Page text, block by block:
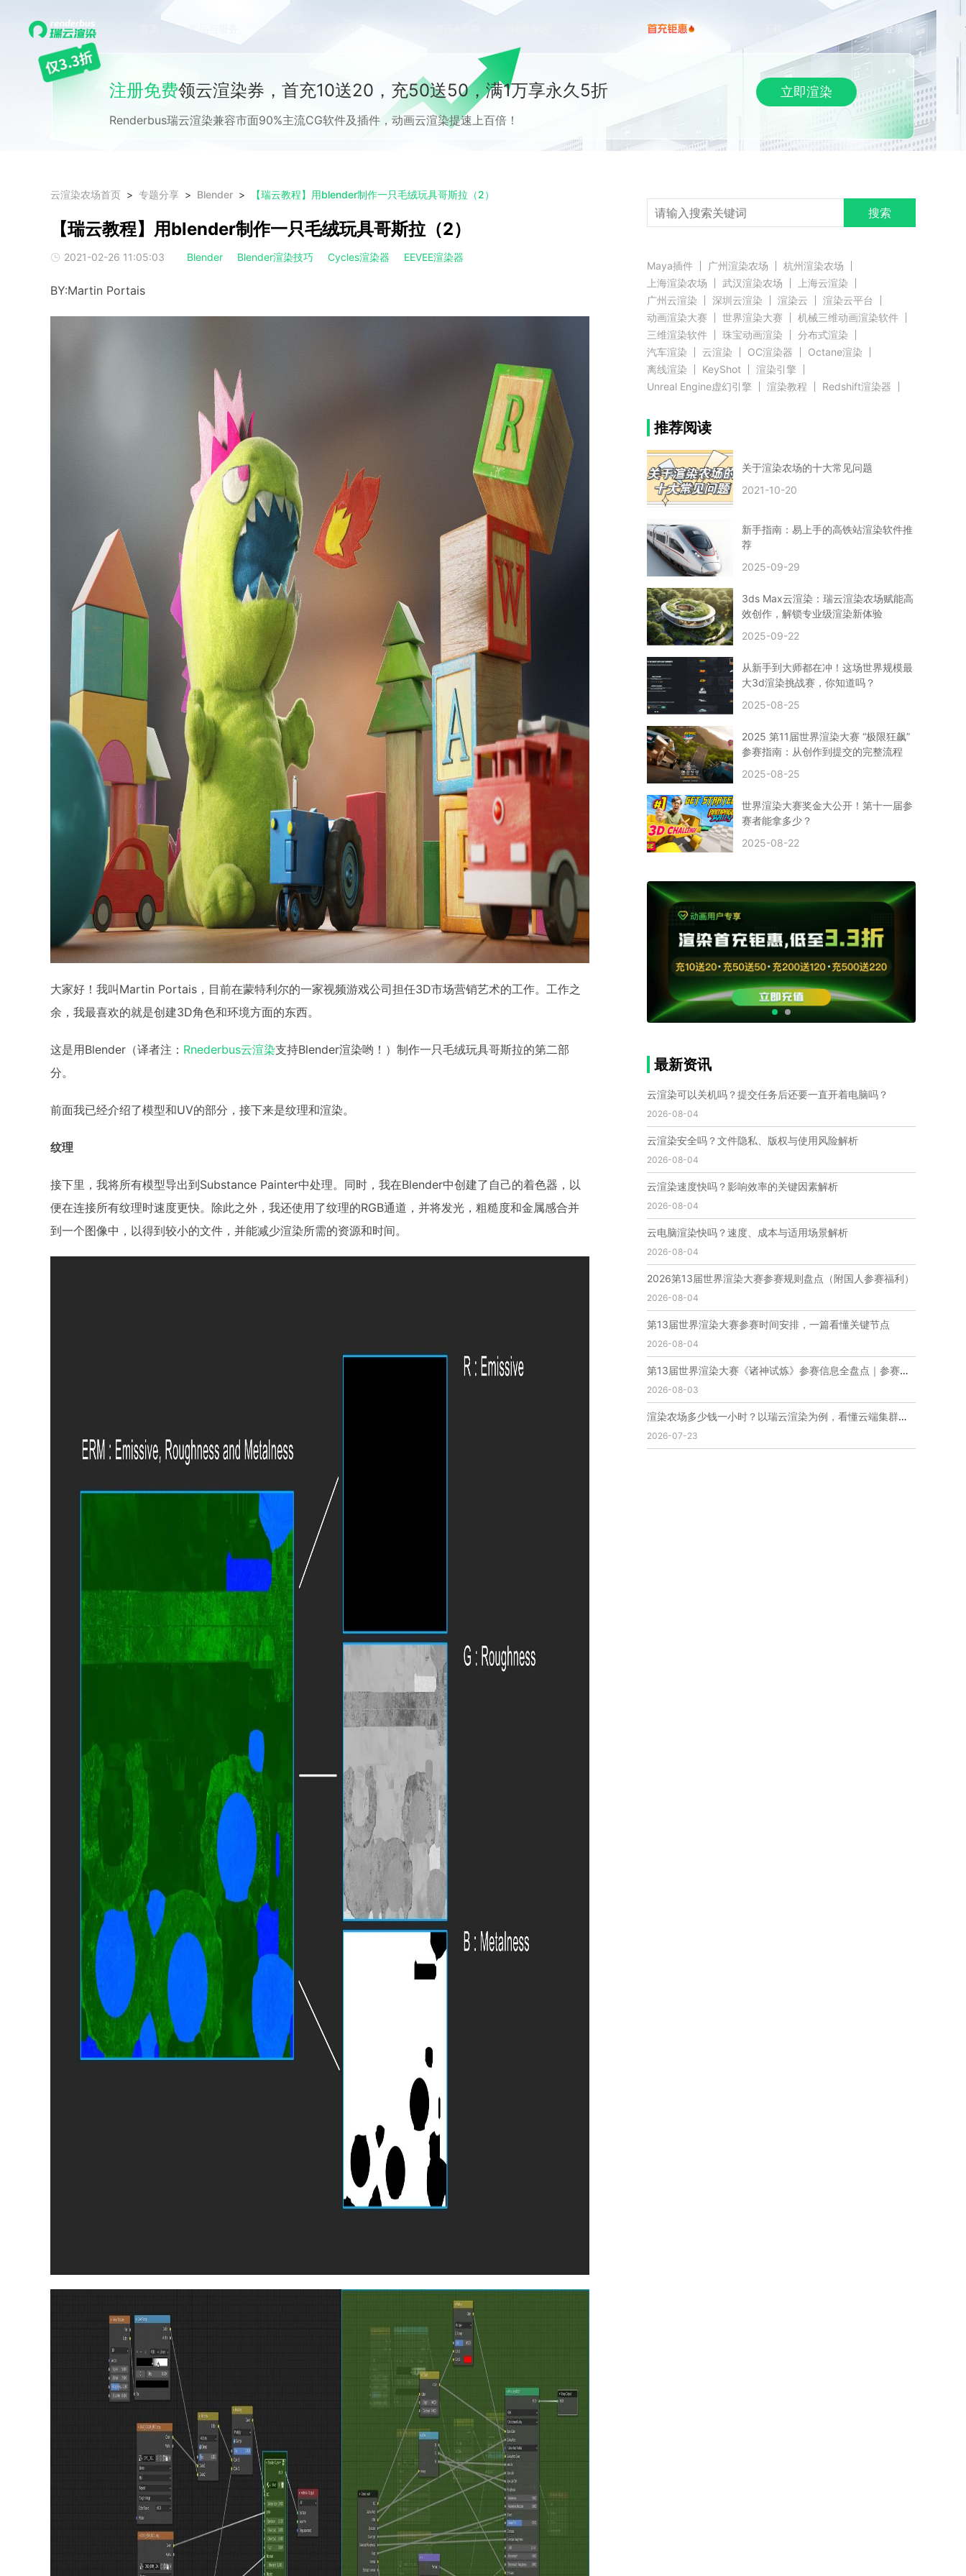
产品与服务 登录
注册免费领云渲染券，首充10送20，充50送50，满1万享永久5折
Renderbus瑞云渲染兼容市面90%主流CG软件及插件，动画云渲染提速上百倍！
立即渲染
云渲染农场首页 专题分享 Blender 【瑞云教程】用blender制作一只毛绒玩具哥斯拉（2）
【瑞云教程】用blender制作一只毛绒玩具哥斯拉（2）
2021-02-26 11:05:03 Blender Blender渲染技巧 Cycles渲染器 EEVEE渲染器
BY:Martin Portais
大家好！我叫Martin Portais，目前在蒙特利尔的一家视频游戏公司担任3D市场营销艺术的工作。工作之
余，我最喜欢的就是创建3D角色和环境方面的东西。
这是用Blender（译者注： Rnederbus云渲染支持Blender渲染哟！）制作一只毛绒玩具哥斯拉的第二部
分。
前面我已经介绍了模型和UV的部分，接下来是纹理和渲染。
纹理
接下里，我将所有模型导出到Substance Painter中处理。同时，我在Blender中创建了自己的着色器，以
便在连接所有纹理时速度更快。除此之外，我还使用了纹理的RGB通道，并将发光，粗糙度和金属感合并
到一个图像中，以得到较小的文件，并能减少渲染所需的资源和时间。
搜索
Maya插件 广州渲染农场
杭州渲染农场
上海渲染农场
武汉渲染农场
上海云渲染
广州云渲染
深圳云渲染 渲染云
渲染云平台
动画渲染大赛
世界渲染大赛
机械三维动画渲染软件
三维渲染软件
珠宝动画渲染
分布式渲染
汽车渲染
云渲染 OC渲染器
Octane渲染
离线渲染
KeyShot
渲染引擎
Unreal Engine虚幻引擎
渲染教程
Redshift渲染器
推荐阅读
3D模型教程
云渲染农场使用教程
渲染图黑色
云渲染农场价格
建筑效果图渲染
渲染速度慢
贴图教程
CG角色制作心得
动画渲染 在线渲染
渲染技巧
雕刻3D模型
Blender云端渲染
maya渲染 CG动画
动画制作
Blender
CG渲染 渲染农场
3dmax云端渲染
渲染图
CG原画
clarisse教程
拟真人物制作 实时渲染
视觉效果
视觉特效
特效 VRay制作案例
VFX案例
手动渲染农场
云渲染小课堂
CPU渲染
Arnold案例
vr渲染器
效果图渲染 免费云渲染
Autodesk
2D转3D
SU渲染 圣诞短片
风暴幽灵船
云渲染大咖专访
CG电影云渲染案例
Houdini建模案例
CG人物制作
Maya基础知识
Blender渲染技巧
3ds Max资讯
3ds Max教程
CG软件资讯
3d云渲染
3dmax渲染
Substance Painter
vray网络渲染
SAAS渲染农场
Lumion
ZBrush技巧
SketchUp教程
3dmax 渲染慢
渲染卡顿
云渲染怎么收费
纹理渲染
全局光引擎
渲染溢色
EEVEE渲染器
Cycles渲染器
C4D教程
Corona降噪器
奥斯卡
人物建模渲染
在线建模渲染
北京渲染农场
成都动画渲染
免费渲染农场
网络渲染农场
个人渲染农场
小型渲染农场
自建渲染农场
视频渲染农场
渲染农场软件
cpu渲染农场
渲染农场费用
渲染农场下载
模型软件
建模渲染软件
三维建模渲染
3d建模渲染
云渲染农场
C4D渲染农场
渲染农场收费
云渲染农场价格
瑞云渲染农场价格
动画渲染农场
第十一届世界渲染大赛
世界渲染大赛时间
世界渲染大赛官网
国际渲染大赛
国际渲染大赛排名
世界渲染大赛软件
瑞云官网
瑞云科技 端云
瑞云渲染官网
网络渲染软件
云渲染服务
云渲染怎么收费
云渲染怎么用
云渲染技术
云渲染原理 云渲染插件
云渲染软件
云渲染引擎
云渲染主机
云渲染软件厂家
免费云渲染
云渲染网站
云渲染收费 云渲染厂家
云渲染厂商
瑞云渲染大赛
3d渲染大赛
CG动画渲染大赛
瑞云渲染大赛报名页
瑞云渲染大赛奖项
瑞云渲染大赛历届大赛回顾
云渲染电脑
云渲染配置 云主机渲染
视频云渲染
实时渲染云
推荐阅读
关于渲染农场的十大常见问题
2021-10-20
新手指南：易上手的高铁站渲染软件推
荐
2025-09-29
3ds Max云渲染：瑞云渲染农场赋能高
效创作，解锁专业级渲染新体验
2025-09-22
从新手到大师都在冲！这场世界规模最
大3d渲染挑战赛，你知道吗？
2025-08-25
2025 第11届世界渲染大赛 “极限狂飙”
参赛指南：从创作到提交的完整流程
2025-08-25
世界渲染大赛奖金大公开！第十一届参
赛者能拿多少？
2025-08-22
最新资讯
云渲染可以关机吗？提交任务后还要一直开着电脑吗？
2026-08-04
云渲染安全吗？文件隐私、版权与使用风险解析
2026-08-04
云渲染速度快吗？影响效率的关键因素解析
2026-08-04
云电脑渲染快吗？速度、成本与适用场景解析
2026-08-04
2026第13届世界渲染大赛参赛规则盘点（附国人参赛福利）
2026-08-04
第13届世界渲染大赛参赛时间安排，一篇看懂关键节点
2026-08-04
第13届世界渲染大赛《诸神试炼》参赛信息全盘点｜参赛时间、参赛规则、参赛福利
2026-08-03
渲染农场多少钱一小时？以瑞云渲染为例，看懂云端集群渲染计费逻辑
2026-07-23